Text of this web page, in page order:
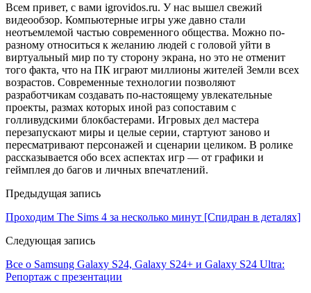
Всем привет, с вами igrovidos.ru. У нас вышел свежий
видеообзор. Компьютерные игры уже давно стали
неотъемлемой частью современного общества. Можно по-
разному относиться к желанию людей с головой уйти в
виртуальный мир по ту сторону экрана, но это не отменит
того факта, что на ПК играют миллионы жителей Земли всех
возрастов. Современные технологии позволяют
разработчикам создавать по-настоящему увлекательные
проекты, размах которых иной раз сопоставим с
голливудскими блокбастерами. Игровых дел мастера
перезапускают миры и целые серии, стартуют заново и
пересматривают персонажей и сценарии целиком. В ролике
рассказывается обо всех аспектах игр — от графики и
геймплея до багов и личных впечатлений.
Предыдущая запись
Проходим The Sims 4 за несколько минут [Спидран в деталях]
Следующая запись
Все о Samsung Galaxy S24, Galaxy S24+ и Galaxy S24 Ultra:
Репортаж с презентации